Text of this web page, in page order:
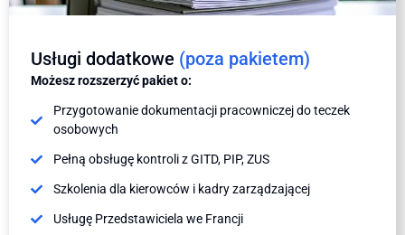
Usługi dodatkowe (poza pakietem)
Możesz rozszerzyć pakiet o:
Przygotowanie dokumentacji pracowniczej do teczek
osobowych
Pełną obsługę kontroli z GITD, PIP, ZUS
Szkolenia dla kierowców i kadry zarządzającej
Usługę Przedstawiciela we Francji